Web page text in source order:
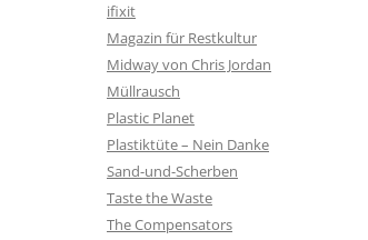
ifixit
Magazin für Restkultur
Midway von Chris Jordan
Müllrausch
Plastic Planet
Plastiktüte – Nein Danke
Sand-und-Scherben
Taste the Waste
The Compensators